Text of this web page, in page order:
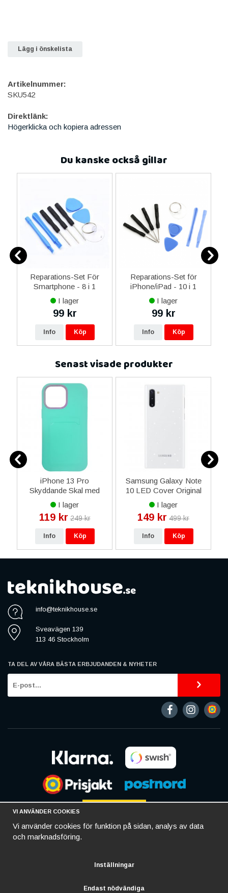
Lägg i önskelista
Artikelnummer:
SKU542
Direktlänk:
Högerklicka och kopiera adressen
Du kanske också gillar
Reparations-Set För
Smartphone - 8 i 1
I lager
99 kr
Info Köp
Reparations-Set för
iPhone/iPad - 10 i 1
I lager
99 kr
Info Köp
Senast visade produkter
iPhone 13 Pro
Skyddande Skal med
Kortficka - Turkos / Lila
I lager
119 kr 249 kr
Info Köp
Samsung Galaxy Note
10 LED Cover Original
Skal - Vit - EF-
KN970CWEGWW
I lager
149 kr 499 kr
Info Köp
info@teknikhouse.se
Sveavägen 139
113 46 Stockholm
TA DEL AV VÅRA BÄSTA ERBJUDANDEN & NYHETER
VI ANVÄNDER COOKIES
Vi använder cookies för funktion på sidan, analys av data
och marknadsföring.
Inställningar
Endast nödvändiga